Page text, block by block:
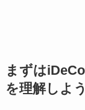
まずは
を理解しよう